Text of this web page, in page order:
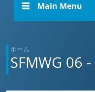
☰ Main Menu
ホーム
SFMWG 06